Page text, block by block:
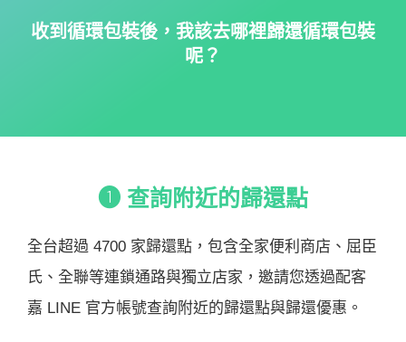
收到循環包裝後，我該去哪裡歸還循環包裝
呢？
➊ 查詢附近的歸還點
全台超過 4700 家歸還點，包含全家便利商店、屈臣
氏、全聯等連鎖通路與獨立店家，邀請您透過配客
嘉 LINE 官方帳號查詢附近的歸還點與歸還優惠。